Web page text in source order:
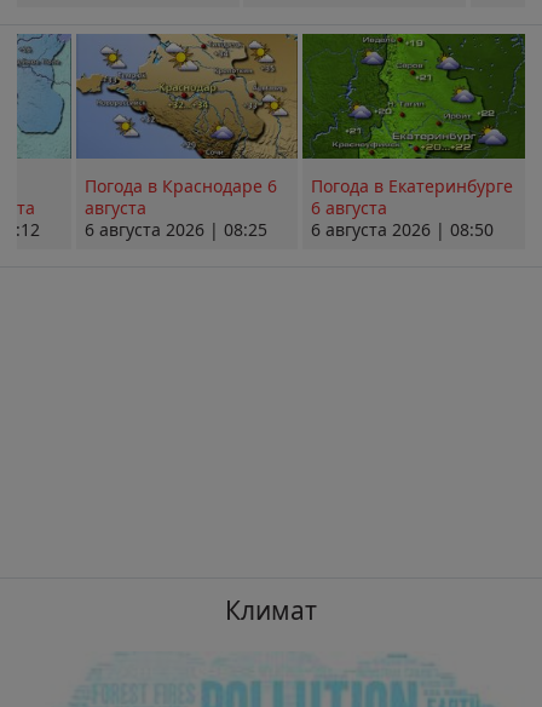
Погода в Краснодаре 6
августа
6 августа 2026 | 08:25
Погода в Екатеринбурге
6 августа
6 августа 2026 | 08:50
Климат